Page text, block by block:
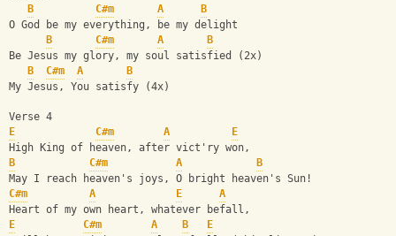
B
C#m A
B
O God be my everything, be my delight
B
C#m A
B
Be Jesus my glory, my soul satisfied (2x)
B
C#m A
B
My Jesus, You satisfy (4x)
Verse 4
E
C#m A
E
High King of heaven, after vict'ry won,
B
C#m A
B
May I reach heaven's joys, O bright heaven's Sun!
C#m
A E
A
Heart of my own heart, whatever befall,
E
C#m A B
E